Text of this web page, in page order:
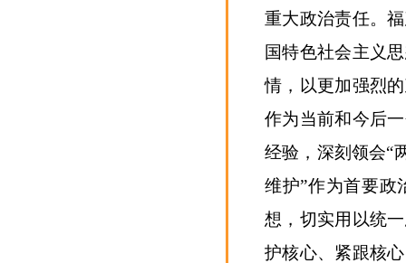
重大政治责任。
国特色社会主义
情，以更加强烈
作为当前和今后
经验，深刻领会“
维护”作为首要政
想，切实用以统
护核心、紧跟核